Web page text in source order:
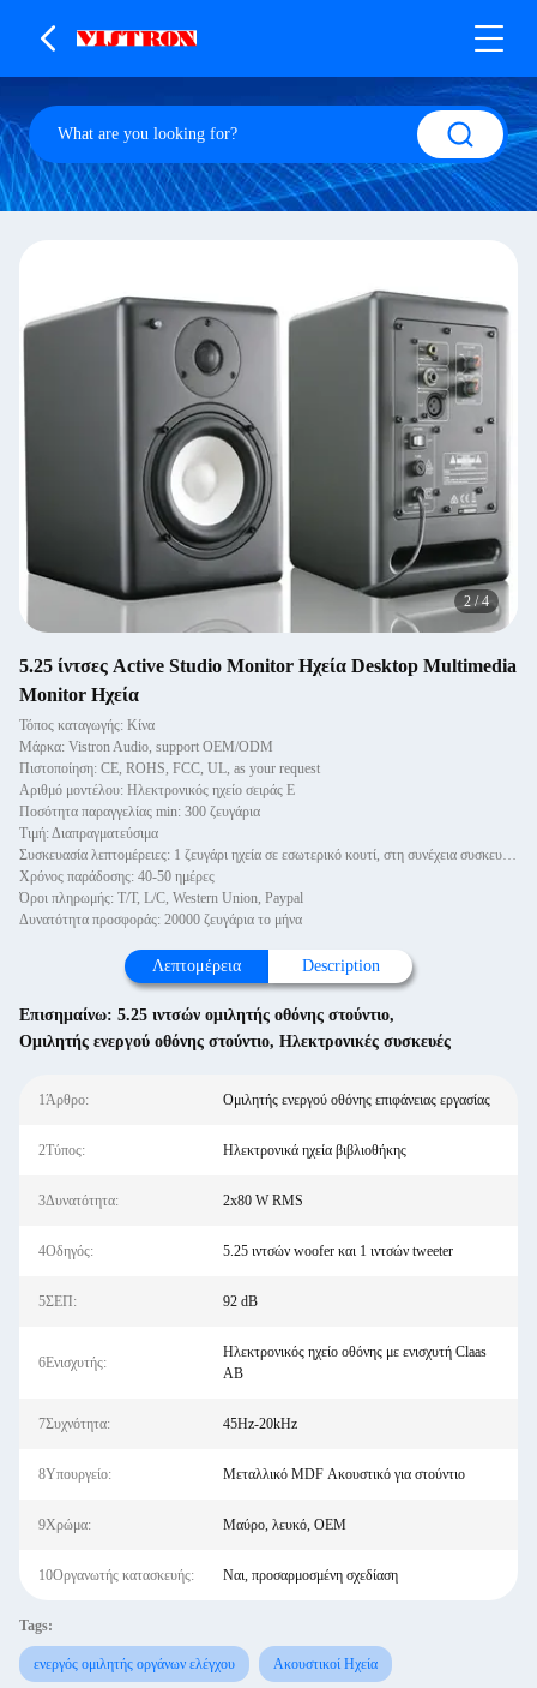
2 /4
5.25 ίντσες Active Studio Monitor Ηχεία Desktop Multimedia
Monitor Ηχεία
Τόπος καταγωγής: Κίνα
Μάρκα: Vistron Audio, support OEM/ODM
Πιστοποίηση: CE, ROHS, FCC, UL, as your request
Αριθμό μοντέλου: Ηλεκτρονικός ηχείο σειράς Ε
Ποσότητα παραγγελίας min: 300 ζευγάρια
Τιμή: Διαπραγματεύσιμα
Συσκευασία λεπτομέρειες: 1 ζευγάρι ηχεία σε εσωτερικό κουτί, στη συνέχεια συσκευασμένα σε κουτί.
Χρόνος παράδοσης: 40-50 ημέρες
Όροι πληρωμής: T/T, L/C, Western Union, Paypal
Δυνατότητα προσφοράς: 20000 ζευγάρια το μήνα
Λεπτομέρεια Description
Επισημαίνω: 5.25 ιντσών ομιλητής οθόνης στούντιο,
Ομιλητής ενεργού οθόνης στούντιο, Ηλεκτρονικές συσκευές
1Άρθρο: Ομιλητής ενεργού οθόνης επιφάνειας εργασίας
2Τύπος: Ηλεκτρονικά ηχεία βιβλιοθήκης
3Δυνατότητα: 2x80 W RMS
4Οδηγός: 5.25 ιντσών woofer και 1 ιντσών tweeter
5ΣΕΠ: 92 dB
6Ενισχυτής:
Ηλεκτρονικός ηχείο οθόνης με ενισχυτή Claas
AB
7Συχνότητα: 45Hz-20kHz
8Υπουργείο: Μεταλλικό MDF Ακουστικό για στούντιο
9Χρώμα: Μαύρο, λευκό, OEM
10Οργανωτής κατασκευής: Ναι, προσαρμοσμένη σχεδίαση
Tags:
ενεργός ομιλητής οργάνων ελέγχου Ακουστικοί Ηχεία